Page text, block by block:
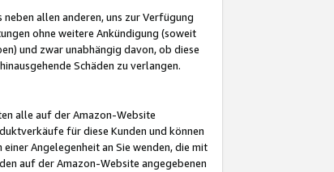
allen anderen, uns zur Verfügung
ohne weitere Ankündigung (soweit
und zwar unabhängig davon, ob diese
Schäden zu verlangen.
alle auf der Amazon-Website
für diese Kunden und können
Angelegenheit an Sie wenden, die mit
auf der Amazon-Website angegebenen